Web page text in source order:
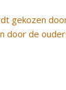
gekozen
door de